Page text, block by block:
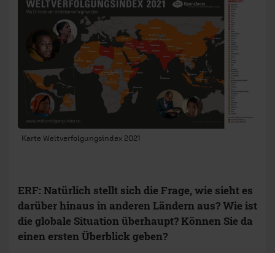
Karte Weltverfolgungsindex 2021
ERF: Natürlich stellt sich die Frage, wie sieht es
darüber hinaus in anderen Ländern aus? Wie ist
die globale Situation überhaupt? Können Sie da
einen ersten Überblick geben?